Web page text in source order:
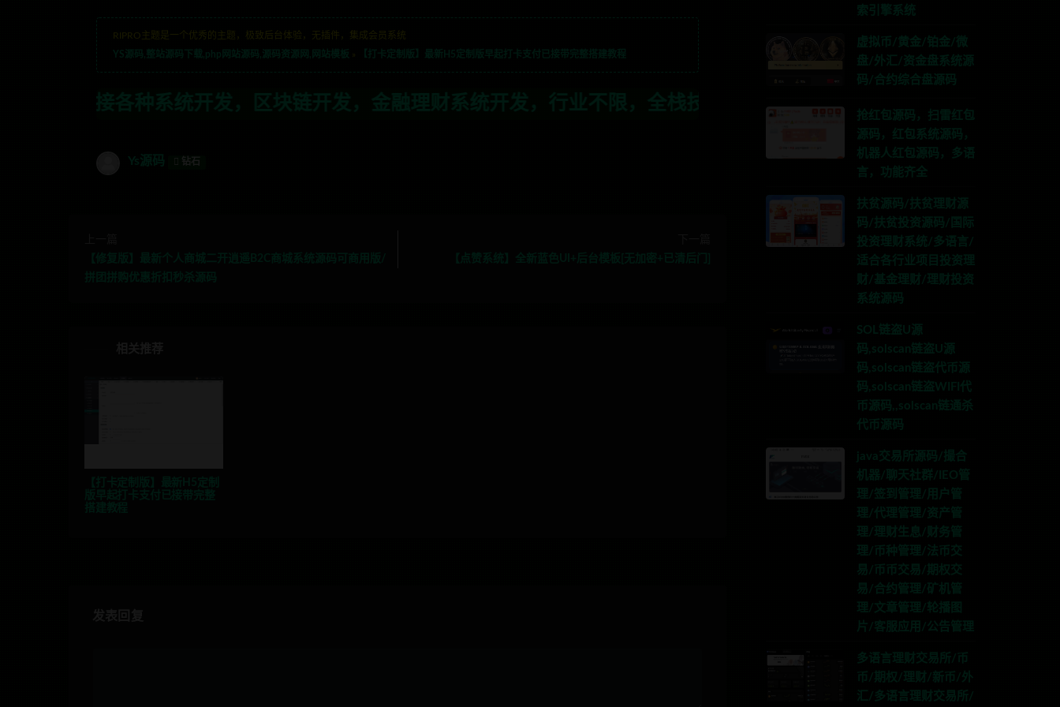
RIPRO主题是一个优秀的主题，极致后台体验，无插件，集成会员系统
YS源码,整站源码下载,php网站源码,源码资源网,网站模板
【打卡定制版】最新H5定制版早起打卡支付已接带完整搭建教程
开发，区块链开发，金融理财系统开发，行业不限，全栈技术开发，定制，二开联系TG:anons123x
Ys源码 钻石
索引擎系统
虚拟币/黄金/铂金/微
盘/外汇/资金盘系统源
码/合约综合盘源码
抢红包源码，扫雷红包
源码，红包系统源码，
机器人红包源码，多语
言，功能齐全
扶贫源码/扶贫理财源
码/扶贫投资源码/国际
投资理财系统/多语言/
适合各行业项目投资理
财/基金理财/理财投资
系统源码
SOL链盗U源
码,solscan链盗U源
码,solscan链盗代币源
码,solscan链盗WIFI代
币源码,,solscan链通杀
代币源码
java交易所源码/撮合
机器/聊天社群/IEO管
理/签到管理/用户管
理/代理管理/资产管
理/理财生息/财务管
理/币种管理/法币交
易/币币交易/期权交
易/合约管理/矿机管
理/文章管理/轮播图
片/客服应用/公告管理
多语言理财交易所/币
币/期权/理财/新币/外
汇/多语言理财交易所/